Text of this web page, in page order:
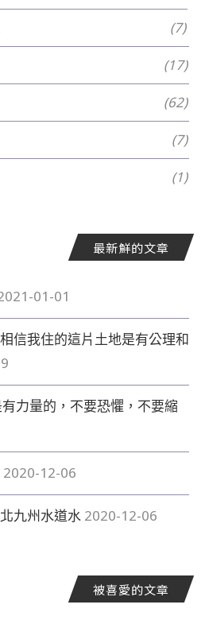
(7)
(17)
(62)
(7)
(1)
最新鮮的文章
01-01
信我住的這片土地是有公理和
力量的，不要恐懼，不要縮
2020-12-06
九州水道水 2020-12-06
被喜愛的文章